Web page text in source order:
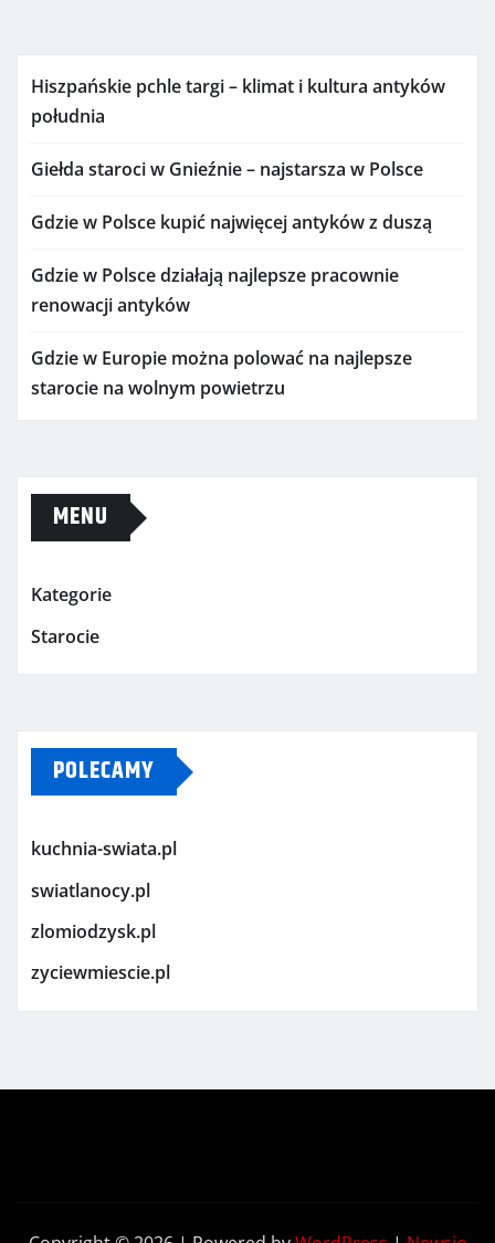
Hiszpańskie pchle targi – klimat i kultura antyków
południa
Giełda staroci w Gnieźnie – najstarsza w Polsce
Gdzie w Polsce kupić najwięcej antyków z duszą
Gdzie w Polsce działają najlepsze pracownie
renowacji antyków
Gdzie w Europie można polować na najlepsze
starocie na wolnym powietrzu
MENU
Kategorie
Starocie
POLECAMY
kuchnia-swiata.pl
swiatlanocy.pl
zlomiodzysk.pl
zyciewmiescie.pl